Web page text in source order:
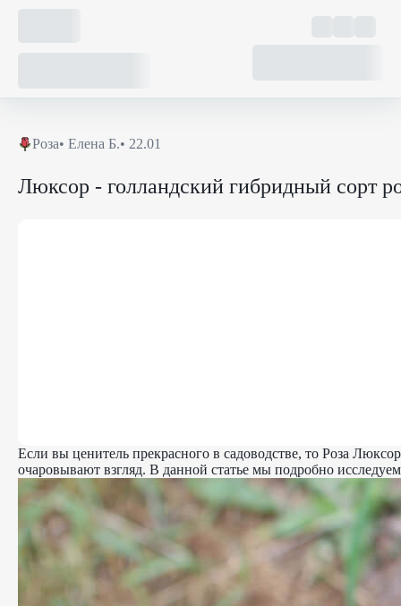
Роза• Елена Б.• 22.01
Люксор - голландский гибридный сорт
Если вы ценитель прекрасного в садоводстве, то Роза
очаровывают взгляд. В данной статье мы подробно